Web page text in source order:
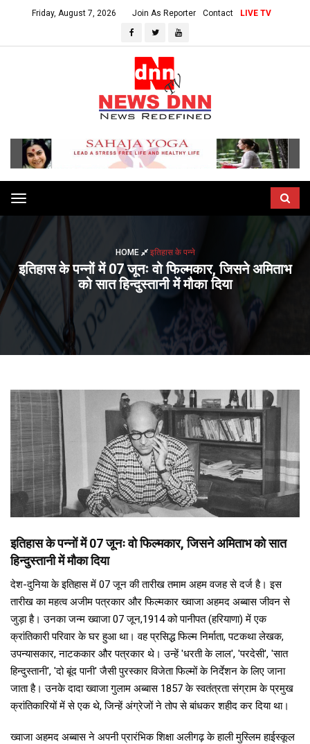
Friday, August 7, 2026 Join As Reporter Contact LIVE TV
Toggle
navigation
HOME इतिहास के पन्ने
इतिहास के पन्नों में 07 जूनः वो फिल्मकार, जिसने अमिताभ
को सात हिन्दुस्तानी में मौका दिया
इतिहास के पन्नों में 07 जूनः वो फिल्मकार, जिसने अमिताभ को सात
हिन्दुस्तानी में मौका दिया
देश-दुनिया के इतिहास में 07 जून की तारीख तमाम अहम वजह से दर्ज है। इस
तारीख का महत्व अजीम पत्रकार और फिल्मकार ख्वाजा अहमद अब्बास जीवन से
जुड़ा है। उनका जन्म ख्वाजा 07 जून,1914 को पानीपत (हरियाणा) में एक
क्रांतिकारी परिवार के घर हुआ था। वह प्रसिद्ध फिल्म निर्माता, पटकथा लेखक,
उपन्यासकार, नाटककार और पत्रकार थे। उन्हें 'धरती के लाल', 'परदेसी', 'सात
हिन्दुस्तानी', 'दो बूंद पानी' जैसी पुरस्कार विजेता फिल्मों के निर्देशन के लिए जाना
जाता है। उनके दादा ख्वाजा गुलाम अब्बास 1857 के स्वतंत्रता संग्राम के प्रमुख
क्रांतिकारियों में से एक थे, जिन्हें अंग्रेजों ने तोप से बांधकर शहीद कर दिया था।
ख्वाजा अहमद अब्बास ने अपनी प्रारंभिक शिक्षा अलीगढ़ के हाली मुस्लिम हाईस्कूल